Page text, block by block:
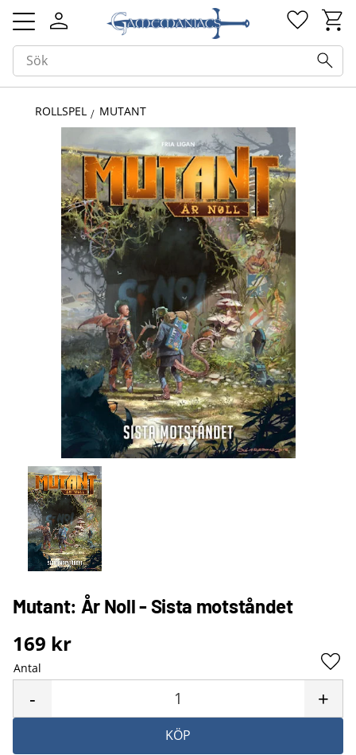
Meny
ROLLSPEL MUTANT
Mutant: År Noll - Sista motståndet
169 kr
Antal
+
-
KÖP